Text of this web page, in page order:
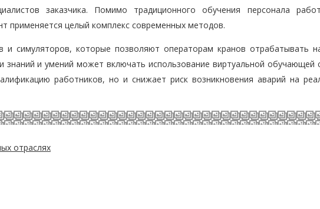
заказчика. Помимо традиционного обучения персонала
применяется целый комплекс современных методов.
и симуляторов, которые позволяют операторам кранов отрабатывать
знаний и умений может включать использование виртуальной обучающей
работников, но и снижает риск возникновения аварий на
отраслях